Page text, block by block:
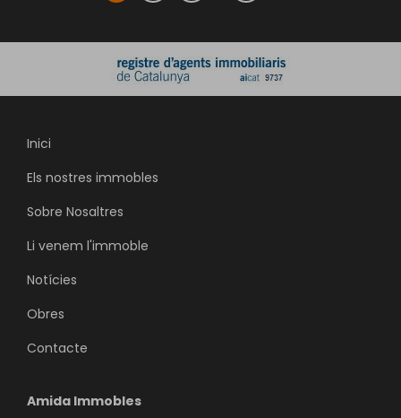
Inici
Els nostres immobles
Sobre Nosaltres
Li venem l'immoble
Notícies
Obres
Contacte
Amida Immobles